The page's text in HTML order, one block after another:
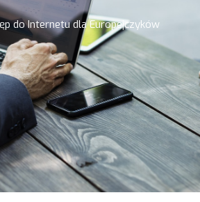
do Internetu dla Europejczyków